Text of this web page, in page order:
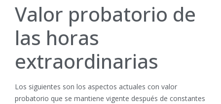
Valor probatorio de
las horas
extraordinarias
Los siguientes son los aspectos actuales con valor
probatorio que se mantiene vigente después de constantes